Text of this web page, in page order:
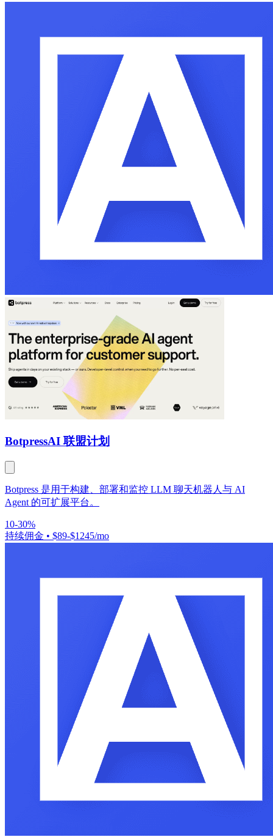
BotpressAI 联盟计划
Botpress 是用于构建、部署和监控 LLM 聊天机器人与 AI
Agent 的可扩展平台。
10-30%
持续佣金 • $89-$1245/mo